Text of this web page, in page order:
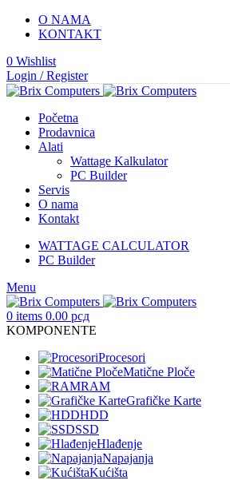
O NAMA
KONTAKT
0 Wishlist
Login / Register
Početna
Prodavnica
Alati
Wattage Kalkulator
PC Builder
Servis
O nama
Kontakt
WATTAGE CALCULATOR
PC Builder
Menu
0 items 0.00 рсд
KOMPONENTE
Procesori
Matične Ploče
RAM
Grafičke Karte
HDD
SSD
Hlađenje
Napajanja
Kućišta